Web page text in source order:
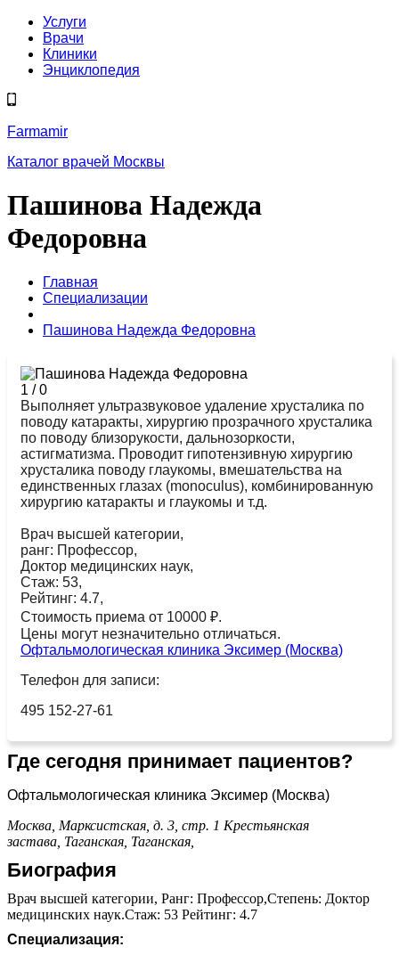
Услуги
Врачи
Клиники
Энциклопедия
Farmamir
Каталог врачей Москвы
Пашинова Надежда
Федоровна
Главная
Специализации
Пашинова Надежда Федоровна
1 /0
Выполняет ультразвуковое удаление хрусталика по
поводу катаракты, хирургию прозрачного хрусталика
по поводу близорукости, дальнозоркости,
астигматизма. Проводит гипотензивную хирургию
хрусталика поводу глаукомы, вмешательства на
единственных глазах (monoculus), комбинированную
хирургию катаракты и глаукомы и т.д.
Врач высшей категории,
ранг: Профессор,
Доктор медицинских наук,
Стаж: 53,
Рейтинг: 4.7,
Стоимость приема от 10000 ₽.
Цены могут незначительно отличаться.
Офтальмологическая клиника Эксимер (Москва)
Телефон для записи:
495 152-27-61
Где сегодня принимает пациентов?
Офтальмологическая клиника Эксимер (Москва)
Москва, Марксистская, д. 3, стр. 1 Крестьянская
застава, Таганская, Таганская,
Биография
Врач высшей категории, Ранг: Профессор,Степень: Доктор
медицинских наук.Стаж: 53 Рейтинг: 4.7
Специализация: